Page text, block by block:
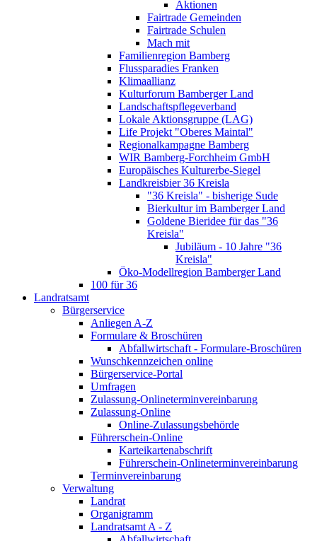
Aktionen
Fairtrade Gemeinden
Fairtrade Schulen
Mach mit
Familienregion Bamberg
Flussparadies Franken
Klimaallianz
Kulturforum Bamberger Land
Landschaftspflegeverband
Lokale Aktionsgruppe (LAG)
Life Projekt "Oberes Maintal"
Regionalkampagne Bamberg
WIR Bamberg-Forchheim GmbH
Europäisches Kulturerbe-Siegel
Landkreisbier 36 Kreisla
"36 Kreisla" - bisherige Sude
Bierkultur im Bamberger Land
Goldene Bieridee für das "36
Kreisla"
Jubiläum - 10 Jahre "36
Kreisla"
Öko-Modellregion Bamberger Land
100 für 36
Landratsamt
Bürgerservice
Anliegen A-Z
Formulare & Broschüren
Abfallwirtschaft - Formulare-Broschüren
Wunschkennzeichen online
Bürgerservice-Portal
Umfragen
Zulassung-Onlineterminvereinbarung
Zulassung-Online
Online-Zulassungsbehörde
Führerschein-Online
Karteikartenabschrift
Führerschein-Onlineterminvereinbarung
Terminvereinbarung
Verwaltung
Landrat
Organigramm
Landratsamt A - Z